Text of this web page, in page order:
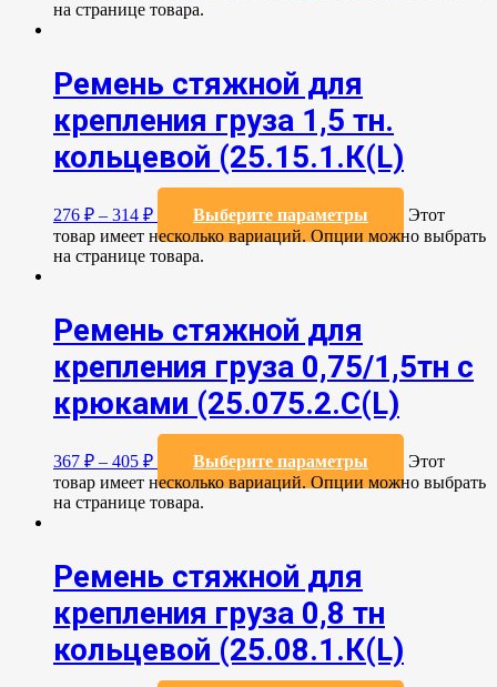
на странице товара.
Ремень стяжной для
крепления груза 1,5 тн.
кольцевой (25.15.1.К(L)
276 ₽ – 314 ₽ Выберите параметры
Этот
товар имеет несколько вариаций. Опции можно выбрать
на странице товара.
Ремень стяжной для
крепления груза 0,75/1,5тн с
крюками (25.075.2.C(L)
367 ₽ – 405 ₽ Выберите параметры
Этот
товар имеет несколько вариаций. Опции можно выбрать
на странице товара.
Ремень стяжной для
крепления груза 0,8 тн
кольцевой (25.08.1.К(L)